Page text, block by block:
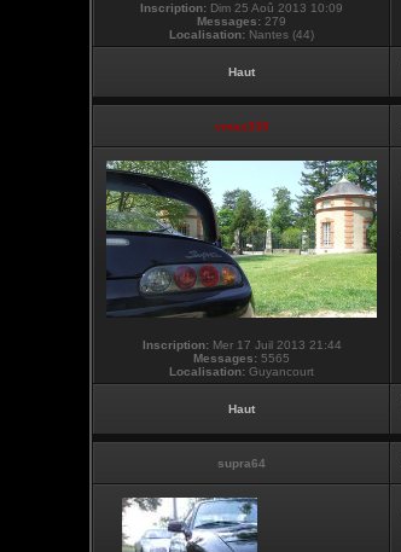
Inscription: Dim 25 Aoû 2013 10:09
Messages: 279
Localisation: Nantes (44)
Haut
vmax330
Inscription:Mer 17 Juil 2013 21:44
Messages: 5565
Localisation: Guyancourt
Haut
supra64